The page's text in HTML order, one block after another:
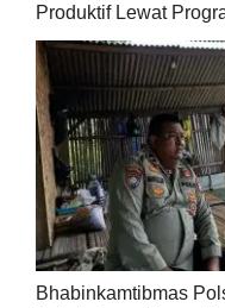
Produktif Lewat
Bhabinkamtibmas